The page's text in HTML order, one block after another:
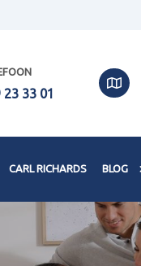
23 33 01
CARL RICHARDS BLOG